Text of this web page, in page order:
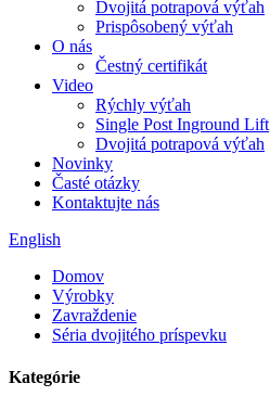
Dvojitá potrapová výťah
Prispôsobený výťah
O nás
Čestný certifikát
Video
Rýchly výťah
Single Post Inground Lift
Dvojitá potrapová výťah
Novinky
Časté otázky
Kontaktujte nás
English
Domov
Výrobky
Zavraždenie
Séria dvojitého príspevku
Kategórie